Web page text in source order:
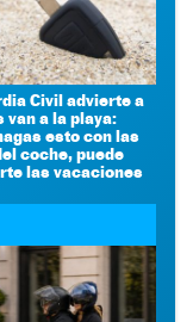
Civil advierte a
van a la playa:
esto con las
coche, puede
las vacaciones